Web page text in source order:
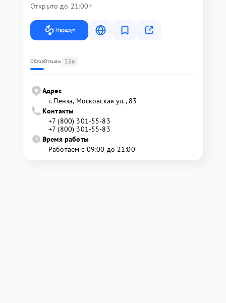
Открыто до 21:00
Маршрут
ОбзорОтзывы 336
Адрес
г. Пенза, Московская ул., 83
Контакты
+7 (800) 301-55-83
+7 (800) 301-55-83
Время работы
Работаем с 09:00 до 21:00